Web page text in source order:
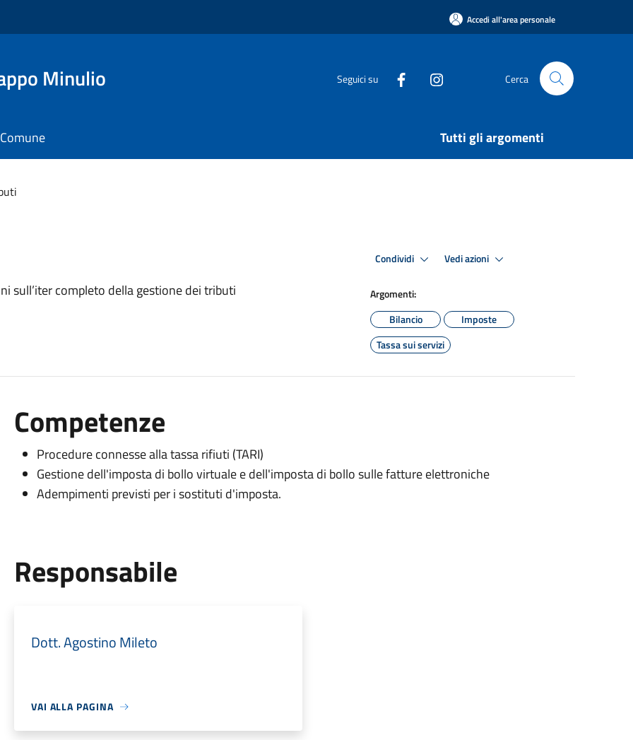
Accedi all'area personale
Minulio Seguici su Cerca
Tutti gli argomenti
sull’iter completo della gestione dei tributi
Condividi Vedi azioni
Argomenti:
Bilancio
Imposte
Tassa sui servizi
Competenze
Procedure connesse alla tassa rifiuti (TARI)
Gestione dell'imposta di bollo virtuale e dell'imposta di bollo sulle fatture elettroniche
Adempimenti previsti per i sostituti d'imposta.
Responsabile
Dott. Agostino Mileto
VAI ALLA PAGINA